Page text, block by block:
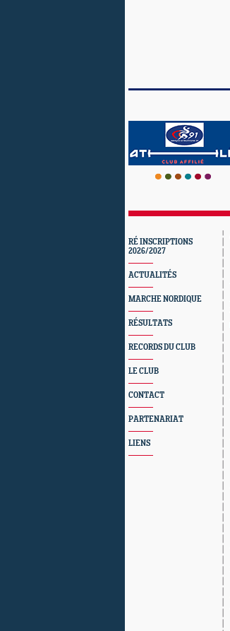
RÉ INSCRIPTIONS
2026/2027
ACTUALITÉS
MARCHE NORDIQUE
RÉSULTATS
RECORDS DU CLUB
LE CLUB
CONTACT
PARTENARIAT
LIENS